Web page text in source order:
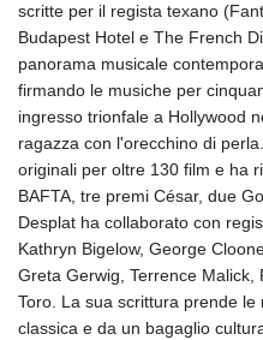
scritte per il regista texano
Budapest Hotel e The French
panorama musicale
firmando le musiche per
ingresso trionfale a Hollywood
ragazza con l'orecchino di
originali per oltre 130 film e ha
BAFTA, tre premi César, due
Desplat ha collaborato con
Kathryn Bigelow, George
Greta Gerwig, Terrence
Toro. La sua scrittura prende
classica e da un bagaglio